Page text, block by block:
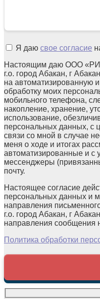
Я даю свое согласие
Настоящим даю ООО
г.о. город Абакан, г
на автоматизированную
обработку моих
мобильного телефона,
накопление, хранение,
использование,
персональных данных, с
связи со мной в случае
меня о ходе и итогах
автоматизированные и с
мессенджеры
почту.
Настоящее согласие
персональных данных и
направления
г.о. город Абакан, г
направления сообщения
Политика обработки